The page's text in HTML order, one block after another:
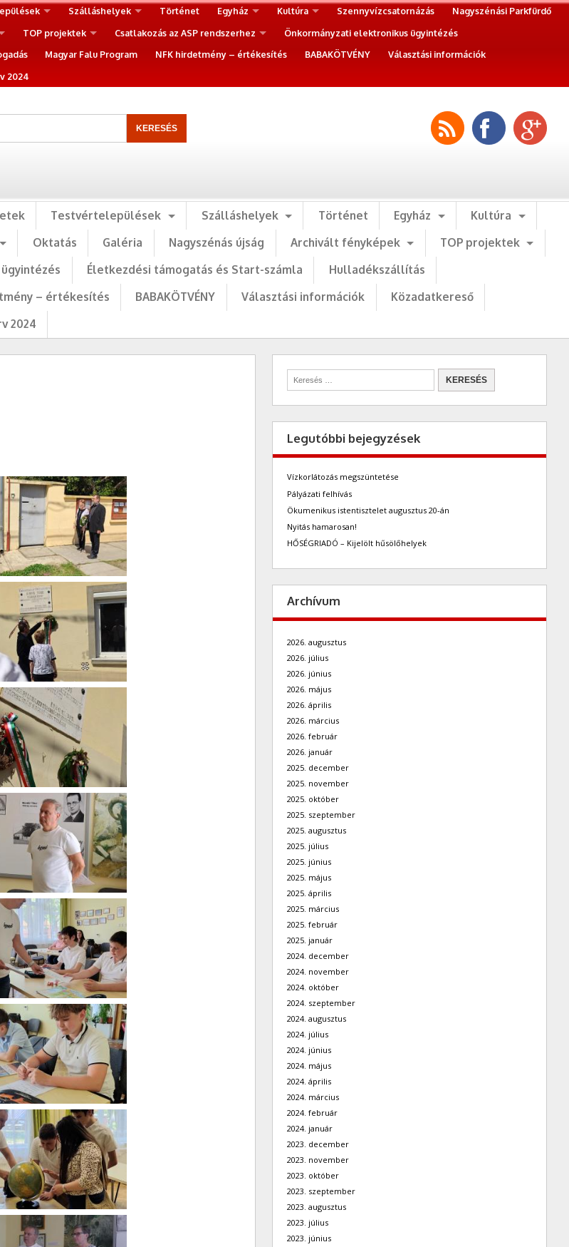
Szálláshelyek Történet Egyház Kultúra Szennyvízcsatornázás
Nagyszénási Parkfürdő
TOP projektek Csatlakozás az ASP rendszerhez
Önkormányzati elektronikus ügyintézés
Magyar Falu Program NFK hirdetmény – értékesítés BABAKÖTVÉNY
Választási információk
2024
Testvértelepülések Szálláshelyek Történet Egyház
Kultúra
Oktatás Galéria Nagyszénás újság Archivált fényképek
TOP projektek
Életkezdési támogatás és Start-számla
Hulladékszállítás
– értékesítés BABAKÖTVÉNY Választási információk
Közadatkereső
2024
Legutóbbi bejegyzések
Vízkorlátozás megszüntetése
Pályázati felhívás
Ökumenikus istentisztelet augusztus 20-án
Nyitás hamarosan!
HŐSÉGRIADÓ – Kijelölt hűsölőhelyek
Archívum
2026. augusztus
2026. július
2026. június
2026. május
2026. április
2026. március
2026. február
2026. január
2025. december
2025. november
2025. október
2025. szeptember
2025. augusztus
2025. július
2025. június
2025. május
2025. április
2025. március
2025. február
2025. január
2024. december
2024. november
2024. október
2024. szeptember
2024. augusztus
2024. július
2024. június
2024. május
2024. április
2024. március
2024. február
2024. január
2023. december
2023. november
2023. október
2023. szeptember
2023. augusztus
2023. július
2023. június